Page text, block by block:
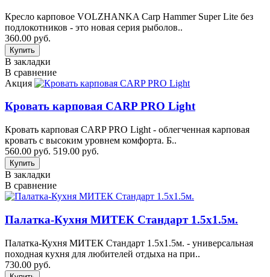
Кресло карповое VOLZHANKA Carp Hammer Super Lite без
подлокотников - это новая серия рыболов..
360.00 руб.
В закладки
В сравнение
Акция
Кровать карповая CARP PRO Light
Кровать карповая CARP PRO Light - облегченная карповая
кровать с высоким уровнем комфорта. Б..
560.00 руб. 519.00 руб.
В закладки
В сравнение
Палатка-Кухня МИТЕК Стандарт 1.5x1.5м.
Палатка-Кухня МИТЕК Стандарт 1.5x1.5м. - универсальная
походная кухня для любителей отдыха на при..
730.00 руб.